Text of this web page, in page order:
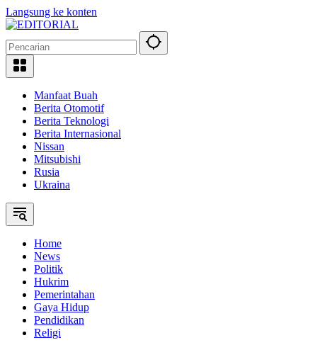
Langsung ke konten
Manfaat Buah
Berita Otomotif
Berita Teknologi
Berita Internasional
Nissan
Mitsubishi
Rusia
Ukraina
Home
News
Politik
Hukrim
Pemerintahan
Gaya Hidup
Pendidikan
Religi